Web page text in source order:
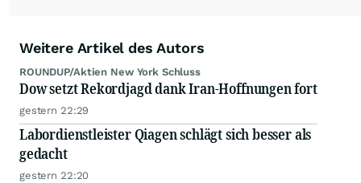
Weitere Artikel des Autors
ROUNDUP/Aktien New York Schluss
Dow setzt Rekordjagd dank Iran-Hoffnungen fort
gestern 22:29
Labordienstleister Qiagen schlägt sich besser als
gedacht
gestern 22:20